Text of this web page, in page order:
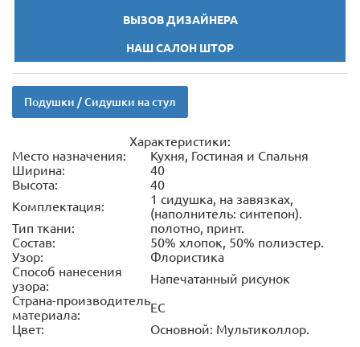
ВЫЗОВ ДИЗАЙНЕРА
НАШ САЛОН ШТОР
Подушки / Сидушки на стул
Характеристики:
Место назначения:
Кухня, Гостиная и Спальня
Ширина:
40
Высота:
40
Комплектация:
1 сидушка, на завязках,
(наполнитель: синтепон).
Тип ткани:
полотно, принт.
Состав:
50% хлопок, 50% полиэстер.
Узор:
Флористика
Способ нанесения
узора:
Напечатанный рисунок
Страна-производитель
материала:
ЕС
Цвет:
Основной: Мультиколлор.